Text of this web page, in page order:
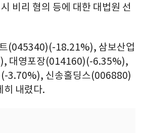
비리 혐의 등에 대한 대법원 선
(045340)(-18.21%), 삼보산업
대영포장(014160)(-6.35%),
3.70%), 신송홀딩스(006880)
내렸다.